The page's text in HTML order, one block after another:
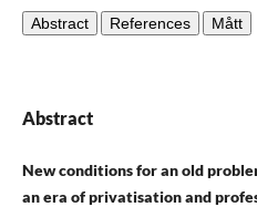
Abstract References Mått
Abstract
New conditions for an old
an era of privatisation and